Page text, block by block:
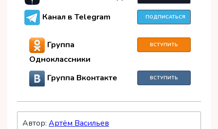
Канал в Telegram
ПОДПИСАТЬСЯ
Группа
Одноклассники
ВСТУПИТЬ
Группа Вконтакте ВСТУПИТЬ
Автор: Артём Васильев